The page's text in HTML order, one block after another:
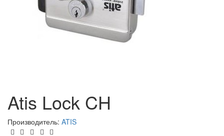
Atis Lock CH
Производитель: ATIS